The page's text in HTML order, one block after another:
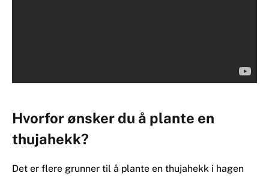
Hvorfor ønsker du å plante en
thujahekk?
Det er flere grunner til å plante en thujahekk i hagen